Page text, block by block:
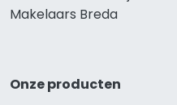
Makelaars Breda
Onze producten